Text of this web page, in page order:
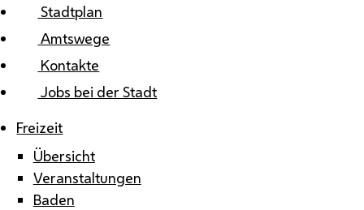
Stadtplan
Amtswege
Kontakte
Jobs bei der Stadt
Freizeit
Übersicht
Veranstaltungen
Baden